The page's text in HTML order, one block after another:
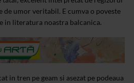
de umor veritabil. E cumva o poveste
in literatura noastra balcanica.
in tren pe geam si asezat pe podeaua